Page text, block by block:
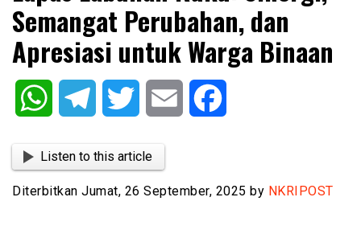
Semangat Perubahan, dan
Apresiasi untuk Warga Binaan
WhatsAppTelegram Twitter Email
Listen to this article
Diterbitkan Jumat, 26 September, 2025 by NKRIPOST